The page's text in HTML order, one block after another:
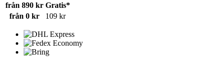
från 890 kr Gratis*
från 0 kr
109 kr